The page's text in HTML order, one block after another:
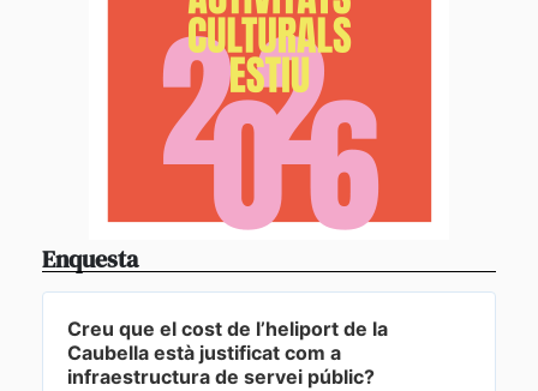
Enquesta
Creu que el cost de l’heliport de la
Caubella està justificat com a
infraestructura de servei públic?